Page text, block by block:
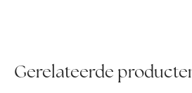
Gerelateerde